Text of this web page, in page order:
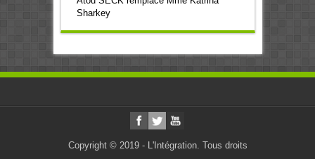
Sharkey
Copyright © 2019 - L'Intégration. Tous droits